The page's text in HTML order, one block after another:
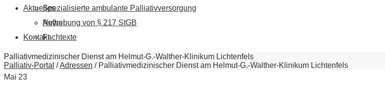
Aktuelles
News
Fachtexte
Spezialisierte ambulante Palliativversorgung
Aufhebung von § 217 StGB
Kontakt
Palliativmedizinischer Dienst am Helmut-G.-Walther-Klinikum Lichtenfels
Palliativ-Portal /Adressen / Palliativmedizinischer Dienst am Helmut-G.-Walther-Klinikum Lichtenfels
Mai 23